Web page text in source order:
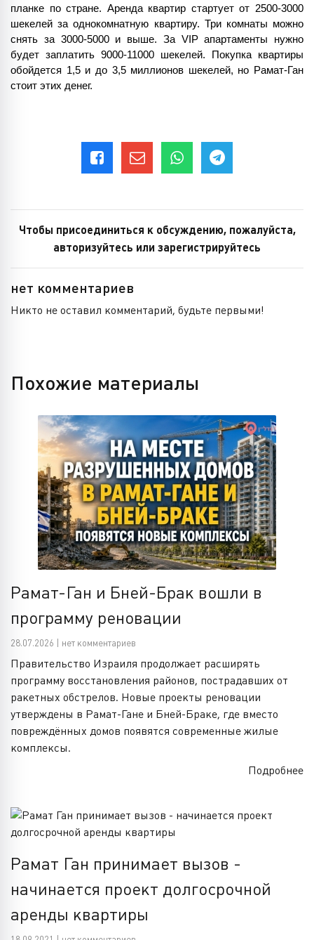
планке по стране. Аренда квартир стартует от 2500-3000
шекелей за однокомнатную квартиру. Три комнаты можно
снять за 3000-5000 и выше. За VIP апартаменты нужно
будет заплатить 9000-11000 шекелей. Покупка квартиры
обойдется 1,5 и до 3,5 миллионов шекелей, но Рамат-Ган
стоит этих денег.
Чтобы присоединиться к обсуждению, пожалуйста,
авторизуйтесь или зарегистрируйтесь
нет комментариев
Никто не оставил комментарий, будьте первыми!
Похожие материалы
Рамат-Ган и Бней-Брак вошли в
программу реновации
28.07.2026 | нет комментариев
Правительство Израиля продолжает расширять
программу восстановления районов, пострадавших от
ракетных обстрелов. Новые проекты реновации
утверждены в Рамат-Гане и Бней-Браке, где вместо
повреждённых домов появятся современные жилые
комплексы.
Подробнее
Рамат Ган принимает вызов -
начинается проект долгосрочной
аренды квартиры